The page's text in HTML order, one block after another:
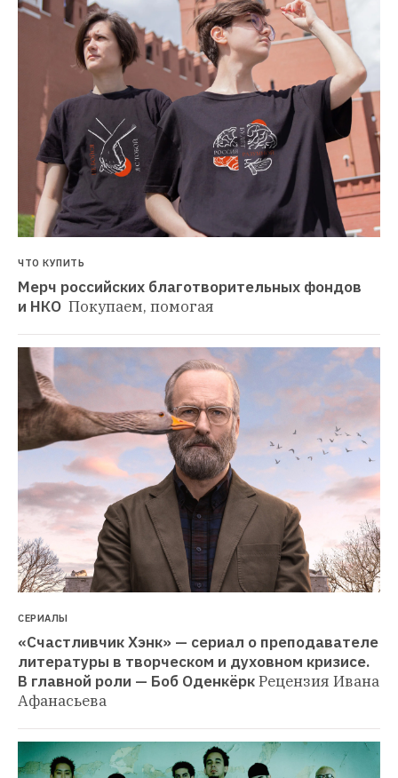
ЧТО КУПИТЬ
Мерч российских благотворительных фондов
и НКО Покупаем, помогая
СЕРИАЛЫ
«Счастливчик Хэнк» — сериал о преподавателе
литературы в творческом и духовном кризисе.
В главной роли — Боб ОденкёркРецензия Ивана
Афанасьева